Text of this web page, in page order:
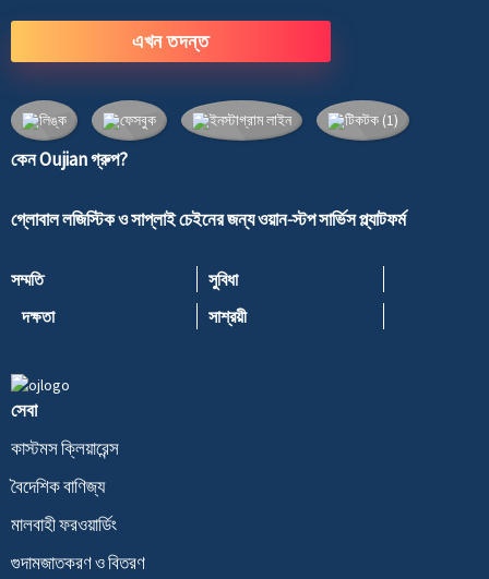
এখন তদন্ত
কেন Oujian গ্রুপ?
গ্লোবাল লজিস্টিক ও সাপ্লাই চেইনের জন্য ওয়ান-স্টপ সার্ভিস প্ল্যাটফর্ম
সম্মতি
সুবিধা
দক্ষতা
সাশ্রয়ী
সেবা
কাস্টমস ক্লিয়ারেন্স
বৈদেশিক বাণিজ্য
মালবাহী ফরওয়ার্ডিং
গুদামজাতকরণ ও বিতরণ